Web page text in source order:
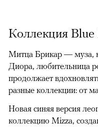
Коллекция
Митца Брикар — муза,
Диора, любительница
продолжает
разные коллекции: от
Новая синяя версия
коллекцию Mizza,